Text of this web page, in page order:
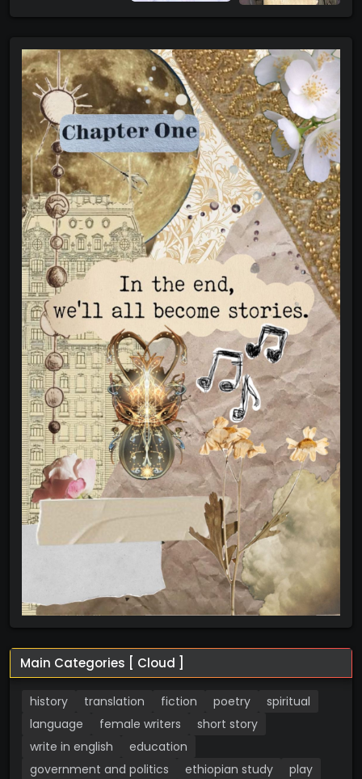
Main Categories [ Cloud ]
history translation fiction poetry
spiritual
language
female writers
short story
write in english
education
government and politics
ethiopian study
play